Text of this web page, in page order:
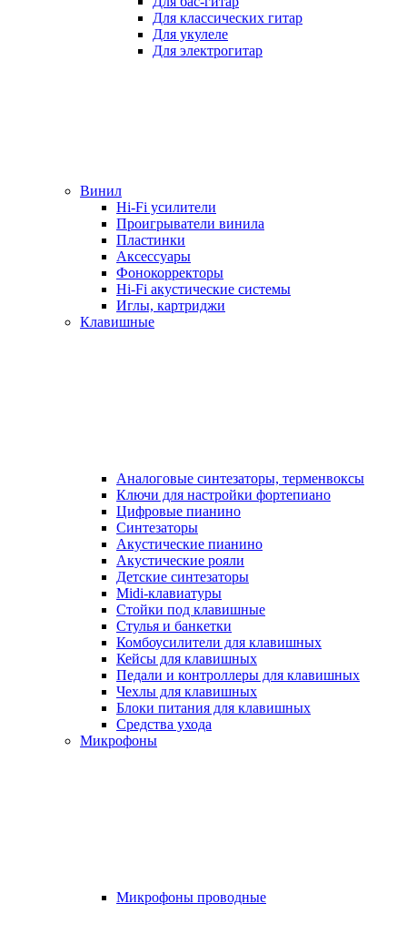
Для классических гитар
Для укулеле
Для электрогитар
Винил
Hi-Fi усилители
Проигрыватели винила
Пластинки
Аксессуары
Фонокорректоры
Hi-Fi акустические системы
Иглы, картриджи
Клавишные
Аналоговые синтезаторы, терменвоксы
Ключи для настройки фортепиано
Цифровые пианино
Синтезаторы
Акустические пианино
Акустические рояли
Детские синтезаторы
Midi-клавиатуры
Стойки под клавишные
Стулья и банкетки
Комбоусилители для клавишных
Кейсы для клавишных
Педали и контроллеры для клавишных
Чехлы для клавишных
Блоки питания для клавишных
Средства ухода
Микрофоны
Микрофоны проводные